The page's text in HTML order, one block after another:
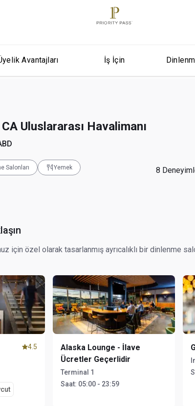
Avantajları İş İçin
Uluslararası Havalimanı
Salonları Yemek 8
için özel olarak tasarlanmış ayrıcalıklı bir dinlenme
4.5
Alaska Lounge - İlave
Ücretler Geçerlidir
Terminal 1
Saat: 05:00 - 23:59